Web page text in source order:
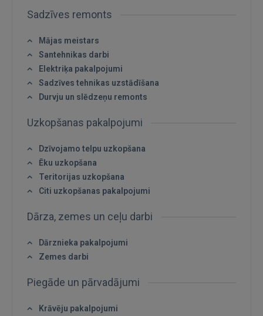
Ienākt
 Sign in with Apple
Sadzīves remonts
Mājas meistars
Santehnikas darbi
Elektriķa pakalpojumi
Sadzīves tehnikas uzstādīšana
Durvju un slēdzeņu remonts
Uzkopšanas pakalpojumi
Dzīvojamo telpu uzkopšana
Ēku uzkopšana
Teritorijas uzkopšana
Citi uzkopšanas pakalpojumi
Dārza, zemes un ceļu darbi
Dārznieka pakalpojumi
Zemes darbi
Piegāde un pārvadājumi
Krāvēju pakalpojumi